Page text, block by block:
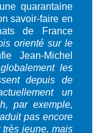
quarantaine
savoir-faire en
de France
orienté sur le
Jean-Michel
les
depuis de
un
par exemple,
pas encore
jeune, mais